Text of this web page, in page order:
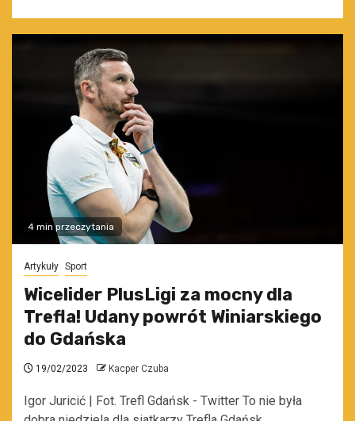
4 min przeczytania
Artykuły Sport
Wicelider PlusLigi za mocny dla
Trefla! Udany powrót Winiarskiego
do Gdańska
19/02/2023 Kacper Czuba
Igor Juricić | Fot. Trefl Gdańsk - Twitter To nie była